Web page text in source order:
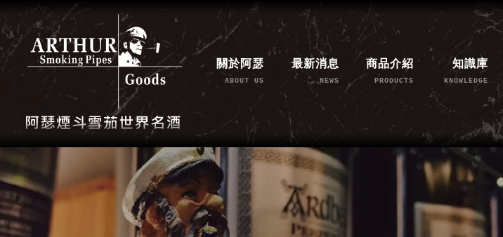
關於阿瑟
ABOUT US
最新消息
NEWS
商品介紹
PRODUCTS
知識庫
KNOWLEDGE